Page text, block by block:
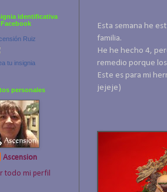
Esta semana he
familia.
He he hecho 4,
remedio porque
Este es para mi
jejeje)
identificativa
Ruiz
tu insignia
personales
Ascension
todo mi perfil